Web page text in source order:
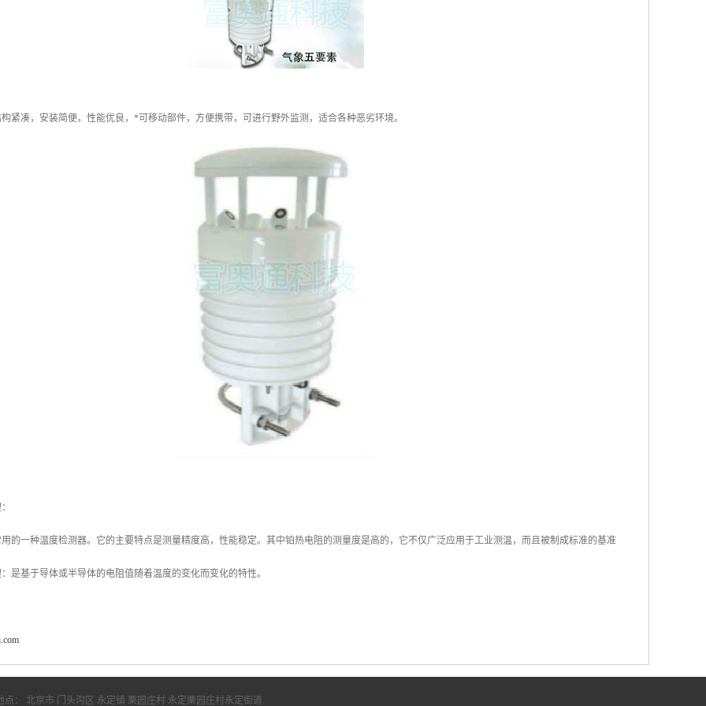
紧凑，安装简便，性能优良，*可移动部件，方便携带，可进行野外监测，适合各种恶劣环境。
的一种温度检测器。它的主要特点是测量精度高，性能稳定。其中铂热电阻的测量度是高的，它不仅广泛应用于工业测温，而且被制成标准的基准
是基于导体或半导体的电阻值随着温度的变化而变化的特性。
点： 北京市 门头沟区 永定镇 栗园庄村 永定栗园庄村永定街道